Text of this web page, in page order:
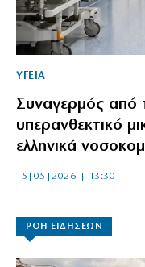
ΥΓΕΙΑ
Συναγερμός από
υπερανθεκτικό
ελληνικά
15|05|2026 | 13:30
ΡΟΗ ΕΙΔΗΣΕΩΝ